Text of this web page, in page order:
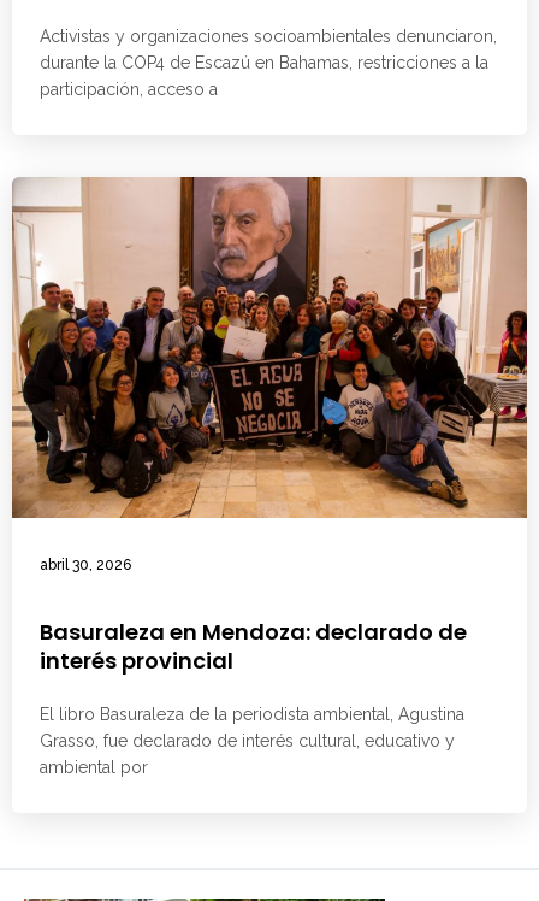
Activistas y organizaciones socioambientales denunciaron,
durante la COP4 de Escazú en Bahamas, restricciones a la
participación, acceso a
abril 30, 2026
Basuraleza en Mendoza: declarado de
interés provincial
El libro Basuraleza de la periodista ambiental, Agustina
Grasso, fue declarado de interés cultural, educativo y
ambiental por